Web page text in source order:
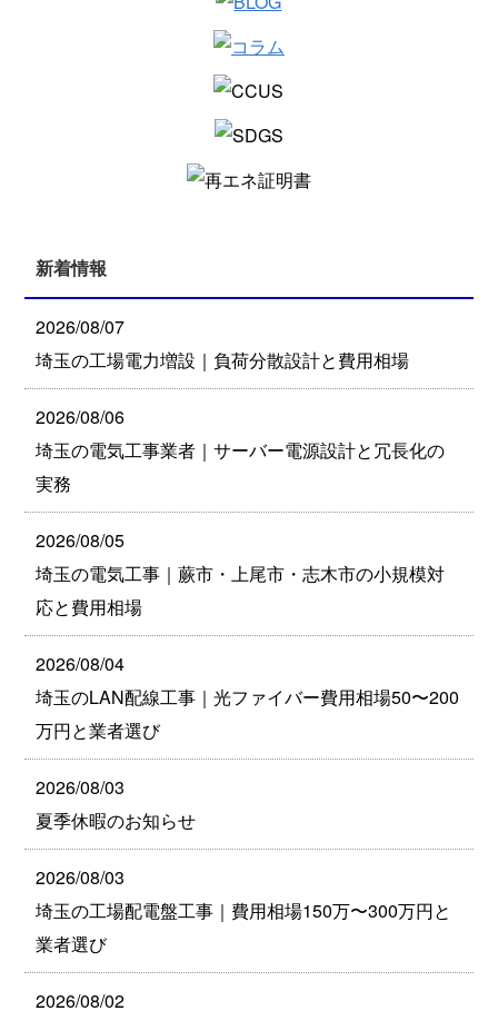
新着情報
2026/08/07
埼玉の工場電力増設｜負荷分散設計と費用相場
2026/08/06
埼玉の電気工事業者｜サーバー電源設計と冗長化の
実務
2026/08/05
埼玉の電気工事｜蕨市・上尾市・志木市の小規模対
応と費用相場
2026/08/04
埼玉のLAN配線工事｜光ファイバー費用相場50〜200
万円と業者選び
2026/08/03
夏季休暇のお知らせ
2026/08/03
埼玉の工場配電盤工事｜費用相場150万〜300万円と
業者選び
2026/08/02